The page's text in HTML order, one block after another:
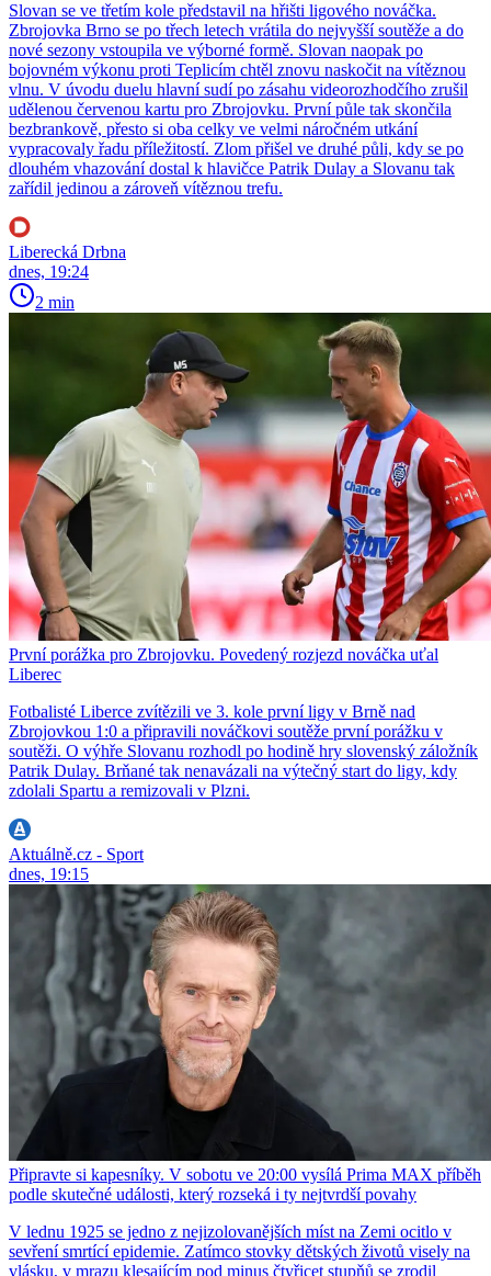
Slovan se ve třetím kole představil na hřišti ligového nováčka.
Zbrojovka Brno se po třech letech vrátila do nejvyšší soutěže a do
nové sezony vstoupila ve výborné formě. Slovan naopak po
bojovném výkonu proti Teplicím chtěl znovu naskočit na vítěznou
vlnu. V úvodu duelu hlavní sudí po zásahu videorozhodčího zrušil
udělenou červenou kartu pro Zbrojovku. První půle tak skončila
bezbrankově, přesto si oba celky ve velmi náročném utkání
vypracovaly řadu příležitostí. Zlom přišel ve druhé půli, kdy se po
dlouhém vhazování dostal k hlavičce Patrik Dulay a Slovanu tak
zařídil jedinou a zároveň vítěznou trefu.
Liberecká Drbna
dnes, 19:24
2 min
První porážka pro Zbrojovku. Povedený rozjezd nováčka uťal
Liberec
Fotbalisté Liberce zvítězili ve 3. kole první ligy v Brně nad
Zbrojovkou 1:0 a připravili nováčkovi soutěže první porážku v
soutěži. O výhře Slovanu rozhodl po hodině hry slovenský záložník
Patrik Dulay. Brňané tak nenavázali na výtečný start do ligy, kdy
zdolali Spartu a remizovali v Plzni.
Aktuálně.cz - Sport
dnes, 19:15
Připravte si kapesníky. V sobotu ve 20:00 vysílá Prima MAX příběh
podle skutečné události, který rozseká i ty nejtvrdší povahy
V lednu 1925 se jedno z nejizolovanějších míst na Zemi ocitlo v
sevření smrtící epidemie. Zatímco stovky dětských životů visely na
vlásku, v mrazu klesajícím pod minus čtyřicet stupňů se zrodil